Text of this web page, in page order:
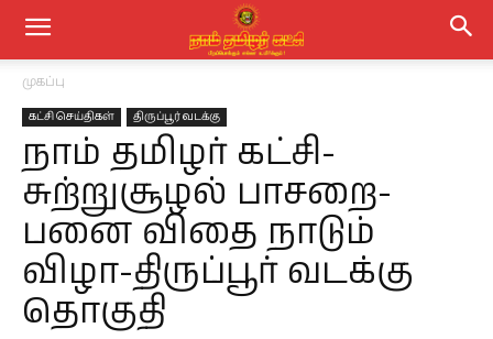
முகப்பு
கட்சி செய்திகள் திருப்பூர் வடக்கு
நாம் தமிழர் கட்சி-
சுற்றுசூழல் பாசறை-
பனை விதை நாடும்
விழா-திருப்பூர் வடக்கு
தொகுதி